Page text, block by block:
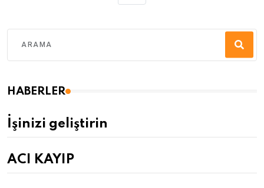
HABERLER
İşinizi geliştirin
ACI KAYIP